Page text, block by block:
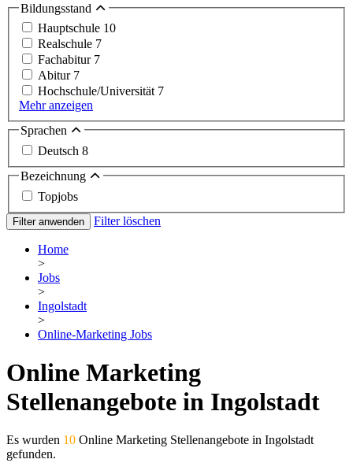
Bildungsstand
Hauptschule 10
Realschule 7
Fachabitur 7
Abitur 7
Hochschule/Universität 7
Mehr anzeigen
Sprachen
Deutsch 8
Bezeichnung
Topjobs
Filter anwenden Filter löschen
Home
>
Jobs
>
Ingolstadt
>
Online-Marketing Jobs
Online Marketing
Stellenangebote in Ingolstadt
Es wurden 10 Online Marketing Stellenangebote in Ingolstadt
gefunden.